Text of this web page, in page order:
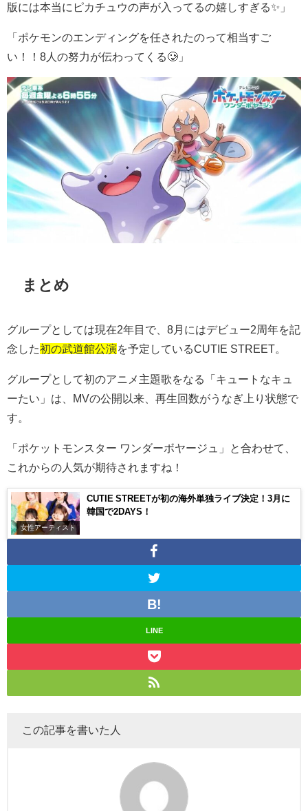
版には本当にピカチュウの声が入ってるの嬉しすぎる✨」
「ポケモンのエンディングを任されたのって相当すご
い！！ 8 人の努力が伝わってくる🥲‎」
まとめ
グループとしては現在2年目で、 8 月にはデビュー2 周年を記
念した初の武道館公演を予定しているCUTIE STREET
グループとして初のアニメ主題歌をなる「キュートなキュ
ーたい」は、
MVの公開以来、再生回数がうなぎ上り状態で
す。
「ポケットモンスター ワンダーボヤージュ」と合わせて、
これからの人気が期待されますね！
女性アーティスト
CUTIE STREET︎︎が初の海外単独ライブ決定！3月に
韓国で2DAYS！
LINE
この記事を書いた人